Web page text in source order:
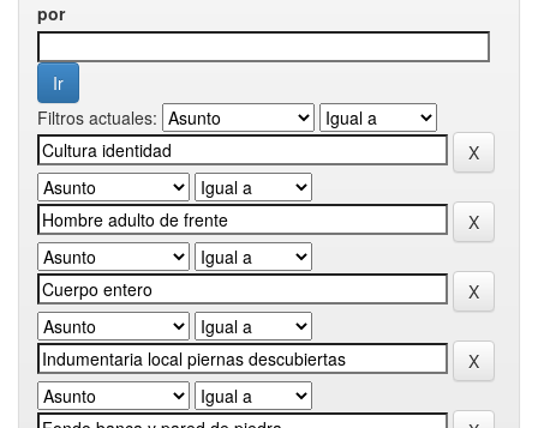
por
Filtros actuales: